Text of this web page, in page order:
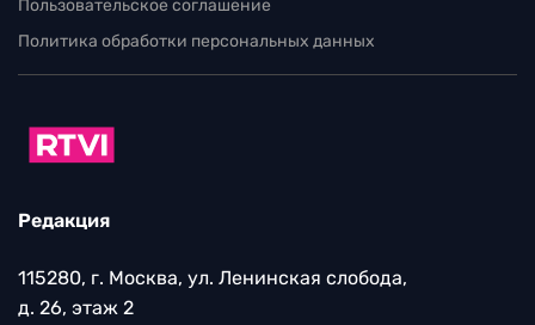
Пользовательское соглашение
Политика обработки персональных данных
Редакция
115280, г. Москва, ул. Ленинская слобода,
д. 26, этаж 2